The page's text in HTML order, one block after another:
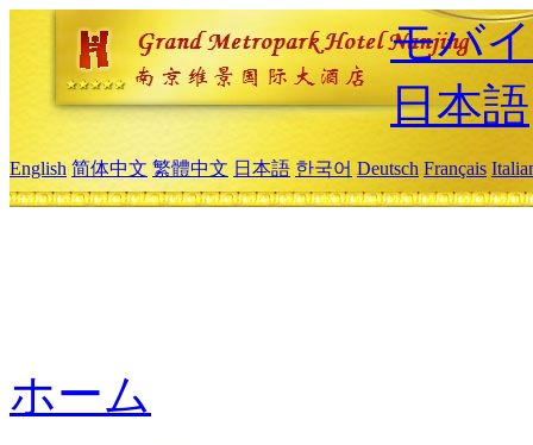
モバ
日本語
English 简体中文 繁體中文 日本語 한국어 Deutsch Français
ホーム